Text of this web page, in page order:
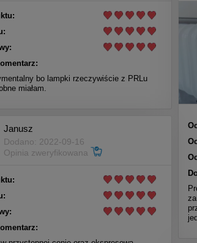
bo lampki rzeczywiście z PRLu
miałam.
Janusz
Dodano: 2022-09-16
Opinia zweryfikowana